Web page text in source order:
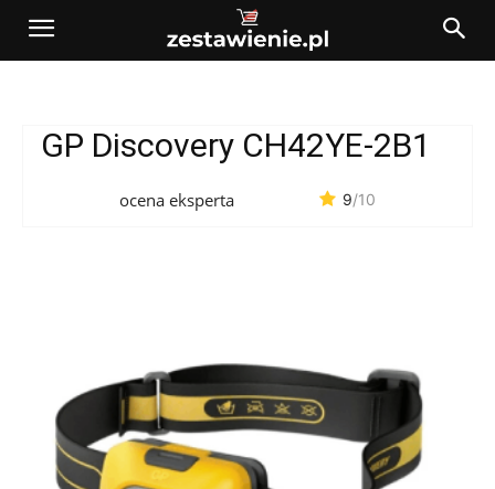
GP Discovery CH42YE-2B1
ocena eksperta 9/10